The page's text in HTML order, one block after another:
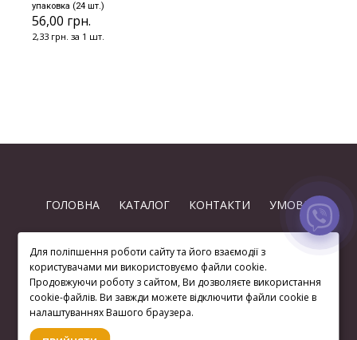
упаковка (24 шт.)
56,00 грн.
2,33 грн. за 1 шт.
ГОЛОВНА КАТАЛОГ КОНТАКТИ УМОВИ
(063) 872 74-97
Для поліпшення роботи сайту та його взаємодії з
користувачами ми використовуємо файли cookie.
Продовжуючи роботу з сайтом, Ви дозволяєте використання
cookie-файлів. Ви завжди можете відключити файли cookie в
налаштуваннях Вашого браузера.